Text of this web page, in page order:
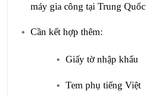
máy gia công tại Trung Quốc
Cần kết hợp thêm:
Giấy tờ nhập khẩu
Tem phụ tiếng Việt